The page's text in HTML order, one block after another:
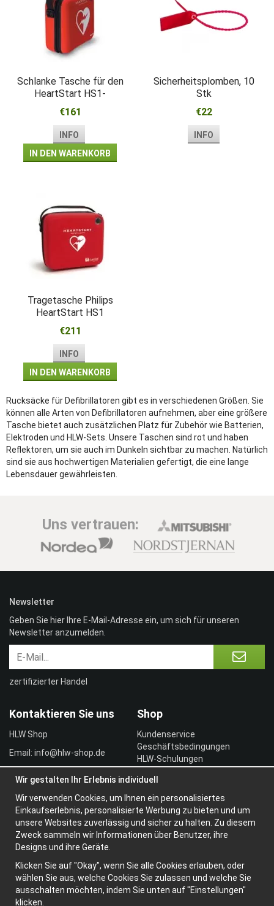
Schlanke Tasche für den
HeartStart HS1-
Defibrillator
€161
INFO
IN DEN WARENKORB
Sicherheitsplomben, 10
Stk
€22
INFO
Tragetasche Philips
HeartStart HS1
€211
INFO
IN DEN WARENKORB
Rucksäcke für Defibrillatoren gibt es in verschiedenen Größen. Sie
können alle Arten von Defibrillatoren aufnehmen, aber eine größere
Tasche bietet auch zusätzlichen Platz für Zubehör wie Batterien,
Elektroden und HLW-Sets. Unsere Taschen sind rot und haben
Reflektoren, um sie auch im Dunkeln sichtbar zu machen. Natürlich
sind sie aus hochwertigen Materialien gefertigt, die eine lange
Lebensdauer gewährleisten.
Uns vertrauen:
Kontaktieren Sie uns
HLW Shop
Email: info@hlw-shop.de
Shop
Kundenservice
Geschäftsbedingungen
HLW-Schulungen
Einloggen
Information
Über uns
Widerrufsbelehrung
Newsletter
Datenschutzerklärung
Newsletter
Geben Sie hier Ihre E-Mail-Adresse ein, um sich für unseren
Newsletter anzumelden.
zertifizierter Handel
Wir gestalten Ihr Erlebnis individuell
Wir verwenden Cookies, um Ihnen ein personalisiertes
Einkaufserlebnis, personalisierte Werbung zu bieten und um
unsere Websites zuverlässig und sicher zu halten. Zu diesem
Zweck sammeln wir Informationen über Benutzer, ihre
Designs und ihre Geräte.
Klicken Sie auf "Okay", wenn Sie alle Cookies erlauben, oder
wählen Sie aus, welche Cookies Sie zulassen und welche Sie
ausschalten möchten, indem Sie unten auf "Einstellungen"
klicken.